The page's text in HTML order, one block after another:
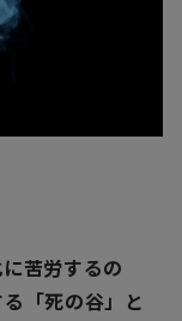
苦労するの
「死の谷」と